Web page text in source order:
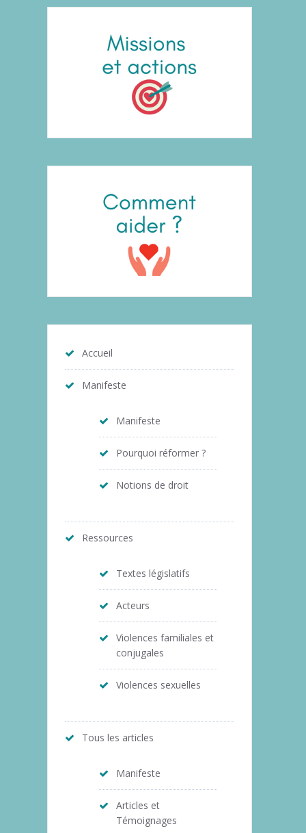
Accueil
Manifeste
Manifeste
Pourquoi réformer ?
Notions de droit
Ressources
Textes législatifs
Acteurs
Violences familiales et
conjugales
Violences sexuelles
Tous les articles
Manifeste
Articles et
Témoignages